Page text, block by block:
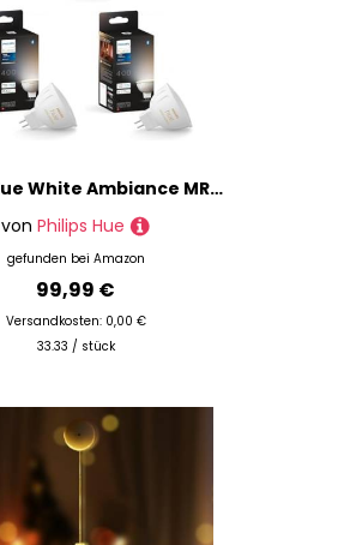
Philips Hue White Ambiance MR16 LED Lampe 3er Pack, dimmbare LED Lampen für das Hue Lichtsystem mit allen Weißtönen, smarte Lichtsteuerung über Sprache und App
von Philips Hue
gefunden bei Amazon
99,99 €
Versandkosten: 0,00 €
33.33 / stück